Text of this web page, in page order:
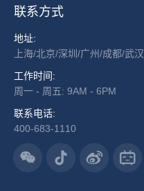
联系方式
地址:
上海/北京/深圳/广州/成都/武汉
工作时间:
周一 - 周五: 9AM - 6PM
联系电话:
400-683-1110